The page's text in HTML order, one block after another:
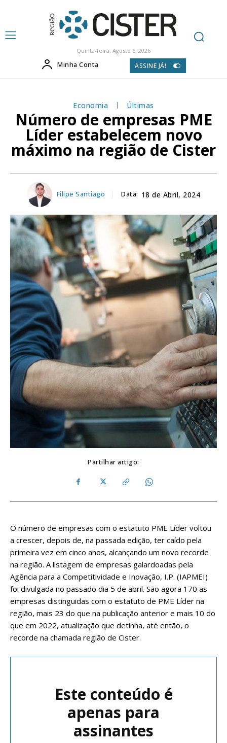
Quinta-feira, Agosto 6, 2026
Minha Conta ASSINE JÁ!
Economia Últimas
Número de empresas PME
Líder estabelecem novo
máximo na região de Cister
Filipe Santiago Data: 18 de Abril, 2024
Partilhar artigo:
O número de empresas com o estatuto PME Líder voltou
a crescer, depois de, na passada edição, ter caído pela
primeira vez em cinco anos, alcançando um novo recorde
na região. A listagem de empresas galardoadas pela
Agência para a Competitividade e Inovação, I.P. (IAPMEI)
foi divulgada no passado dia 5 de abril. São agora 170 as
empresas distinguidas com o estatuto de PME Líder na
região, mais 23 do que na publicação anterior e mais 10 do
que em 2022, atualização que detinha, até então, o
recorde na chamada região de Cister.
Este conteúdo é
apenas para
assinantes